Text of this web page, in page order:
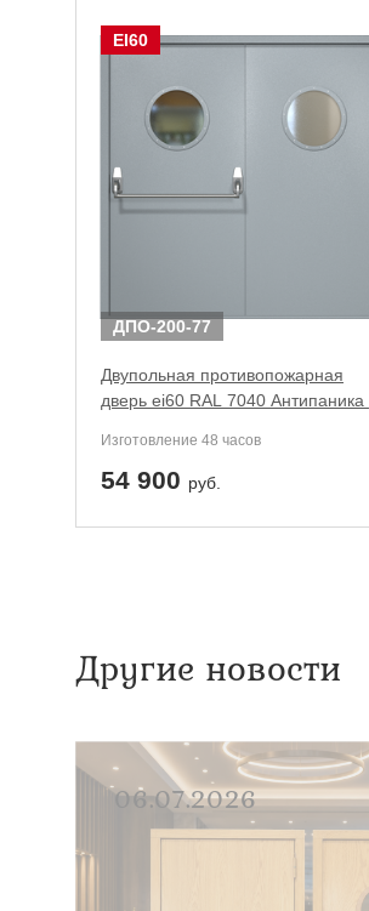
EI60
ДПО-200-77
Двупольная противопожарная
дверь ei60 RAL 7040 Антипаника с
Изготовление 48 часов
54 900 руб.
Другие новости
06.07.2026